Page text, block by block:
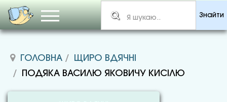
Знайти
ГОЛОВНА
ЩИРО ВДЯЧНІ
ПОДЯКА ВАСИЛЮ ЯКОВИЧУ КИСІЛЮ